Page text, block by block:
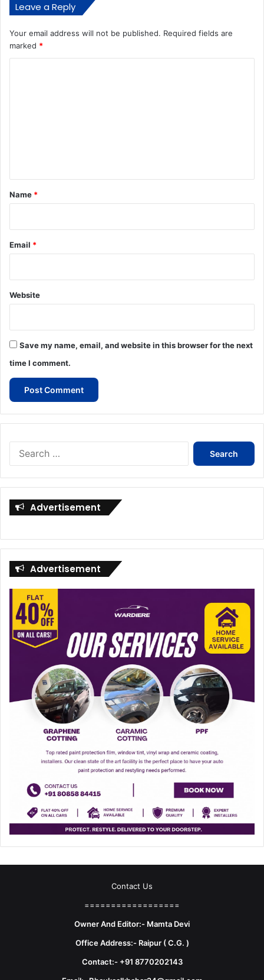
Leave a Reply
Your email address will not be published. Required fields are
marked *
*
Name *
Email *
Website
Save my name, email, and website in this browser for the next
time I comment.
Search
for:
Advertisement
Advertisement
Contact Us
==================
Owner And Editor:- Mamta Devi
Office Address:- Raipur ( C.G. )
Contact:- +91 8770202143